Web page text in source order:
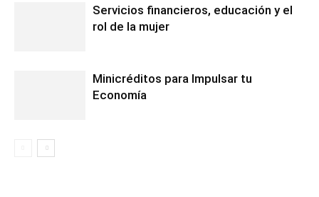
Servicios financieros, educación y el
rol de la mujer
Minicréditos para Impulsar tu
Economía